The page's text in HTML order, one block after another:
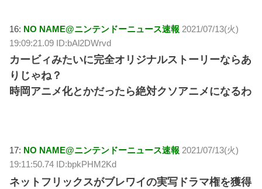
16: NO NAME@ニンテンドーニュース速報 2021/07/13(火)
19:09:21.09 ID:bAl2DWrvd
カービィみたいに完全オリジナルストーリーならあ
りじゃね？
時岡アニメ化とかだったら絶対クソアニメになるわ
17: NO NAME@ニンテンドーニュース速報 2021/07/13(火)
19:11:50.74 ID:bpkPHM2Kd
ネットフリックスがブレワイの実写ドラマ権を獲得